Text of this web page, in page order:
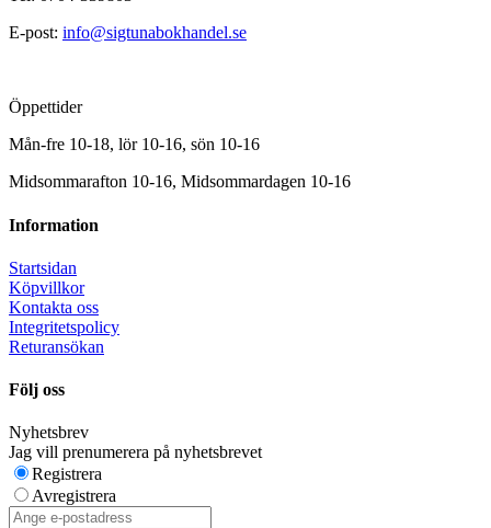
E-post: info@sigtunabokhandel.se
Öppettider
Mån-fre 10-18, lör 10-16, sön 10-16
Midsommarafton 10-16, Midsommardagen 10-16
Information
Startsidan
Köpvillkor
Kontakta oss
Integritetspolicy
Returansökan
Följ oss
Nyhetsbrev
Jag vill prenumerera på nyhetsbrevet
Registrera
Avregistrera